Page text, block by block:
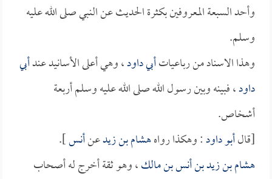
وأحد السبعة المعروفين بكثرة الحديث عن النبي صلى الله عليه
وسلم.
وهذا الاسناد من رباعياتأبي داود، وهي أعلى الأسانيد عندأبي
داود، فبينه وبين رسول الله صلى الله عليه وسلم أربعة
أشخاص.
[قالأبو داود: وهكذا رواههشام بن زيدعنأنس].
هشام بن زيد بن أنس بن مالك، وهو ثقة أخرج له أصحاب